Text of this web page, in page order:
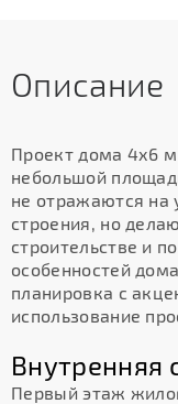
Описание
Проект дома 4х6 м
небольшой
не отражаются на
строения, но
строительстве и
особенностей
планировка с
использование
Внутренняя
Первый этаж